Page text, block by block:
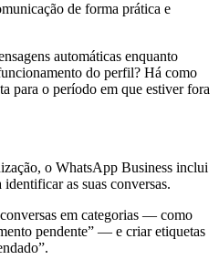
de forma prática e
automáticas enquanto
do perfil? Há como
para o período em que estiver fora
o WhatsApp Business inclui
as suas conversas.
em categorias — como
pendente” — e criar etiquetas